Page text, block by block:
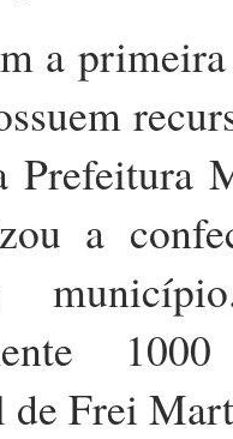
a
Prefeitura
a
de Frei